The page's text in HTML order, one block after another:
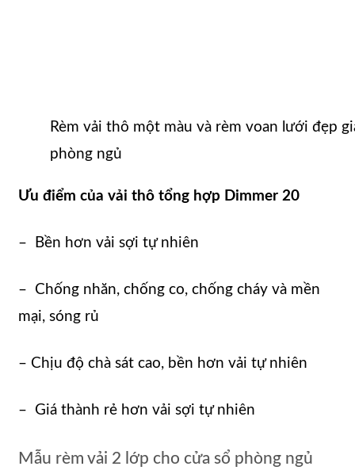
Rèm vải thô một màu và rèm voan lưới đẹp
phòng ngủ
Ưu điểm của vải thô tổng hợp Dimmer 20
– Bền hơn vải sợi tự nhiên
– Chống nhăn, chống co, chống cháy và mền
mại, sóng rủ
– Chịu độ chà sát cao, bền hơn vải tự nhiên
– Giá thành rẻ hơn vải sợi tự nhiên
Mẫu rèm vải 2 lớp cho cửa sổ phòng ngủ